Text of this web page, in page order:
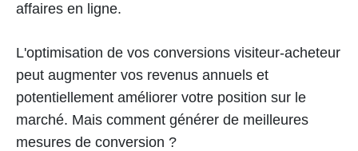
affaires en ligne.
L'optimisation de vos conversions visiteur-acheteur
peut augmenter vos revenus annuels et
potentiellement améliorer votre position sur le
marché. Mais comment générer de meilleures
mesures de conversion ?